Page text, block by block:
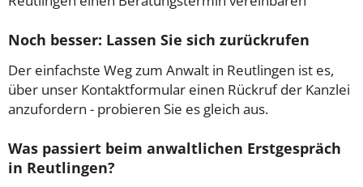
Noch besser: Lassen Sie sich zurückrufen
Der einfachste Weg zum Anwalt in Reutlingen ist es,
über unser Kontaktformular einen Rückruf der Kanzlei
anzufordern - probieren Sie es gleich aus.
Was passiert beim anwaltlichen Erstgespräch
in Reutlingen?